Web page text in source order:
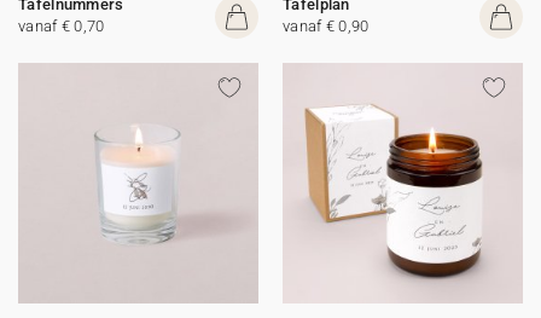
Tafelnummers
vanaf € 0,70
Tafelplan
vanaf € 0,90